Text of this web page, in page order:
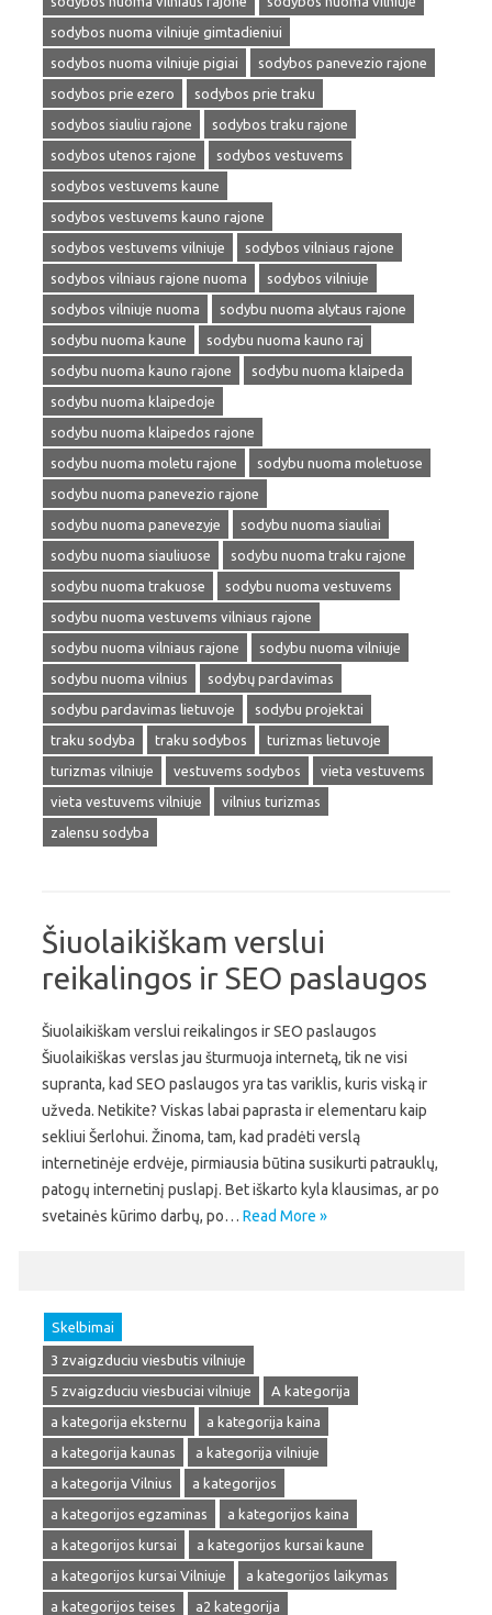
sodybos nuoma vilniuje gimtadieniui
sodybos nuoma vilniuje pigiai
sodybos panevezio rajone
sodybos prie ezero
sodybos prie traku
sodybos siauliu rajone
sodybos traku rajone
sodybos utenos rajone
sodybos vestuvems
sodybos vestuvems kaune
sodybos vestuvems kauno rajone
sodybos vestuvems vilniuje
sodybos vilniaus rajone
sodybos vilniaus rajone nuoma
sodybos vilniuje
sodybos vilniuje nuoma
sodybu nuoma alytaus rajone
sodybu nuoma kaune
sodybu nuoma kauno raj
sodybu nuoma kauno rajone
sodybu nuoma klaipeda
sodybu nuoma klaipedoje
sodybu nuoma klaipedos rajone
sodybu nuoma moletu rajone
sodybu nuoma moletuose
sodybu nuoma panevezio rajone
sodybu nuoma panevezyje
sodybu nuoma siauliai
sodybu nuoma siauliuose
sodybu nuoma traku rajone
sodybu nuoma trakuose
sodybu nuoma vestuvems
sodybu nuoma vestuvems vilniaus rajone
sodybu nuoma vilniaus rajone
sodybu nuoma vilniuje
sodybu nuoma vilnius
sodybų pardavimas
sodybu pardavimas lietuvoje
sodybu projektai
traku sodyba
traku sodybos
turizmas lietuvoje
turizmas vilniuje
vestuvems sodybos
vieta vestuvems
vieta vestuvems vilniuje
vilnius turizmas
zalensu sodyba
Šiuolaikiškam verslui
reikalingos ir SEO paslaugos
Šiuolaikiškam verslui reikalingos ir SEO paslaugos
Šiuolaikiškas verslas jau šturmuoja internetą, tik ne visi
supranta, kad SEO paslaugos yra tas variklis, kuris viską ir
užveda. Netikite? Viskas labai paprasta ir elementaru kaip
sekliui Šerlohui. Žinoma, tam, kad pradėti verslą
internetinėje erdvėje, pirmiausia būtina susikurti patrauklų,
patogų internetinį puslapį. Bet iškarto kyla klausimas, ar po
svetainės kūrimo darbų, po… Read More »
Skelbimai
3 zvaigzduciu viesbutis vilniuje
5 zvaigzduciu viesbuciai vilniuje
A kategorija
a kategorija eksternu
a kategorija kaina
a kategorija kaunas
a kategorija vilniuje
a kategorija Vilnius
a kategorijos
a kategorijos egzaminas
a kategorijos kaina
a kategorijos kursai
a kategorijos kursai kaune
a kategorijos kursai Vilniuje
a kategorijos laikymas
a kategorijos teises
a2 kategorija